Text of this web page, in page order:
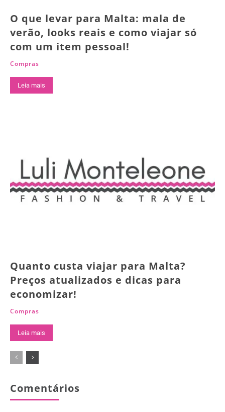
O que levar para Malta: mala de
verão, looks reais e como viajar só
com um item pessoal!
Compras
Leia mais
Quanto custa viajar para Malta?
Preços atualizados e dicas para
economizar!
Compras
Leia mais
Comentários